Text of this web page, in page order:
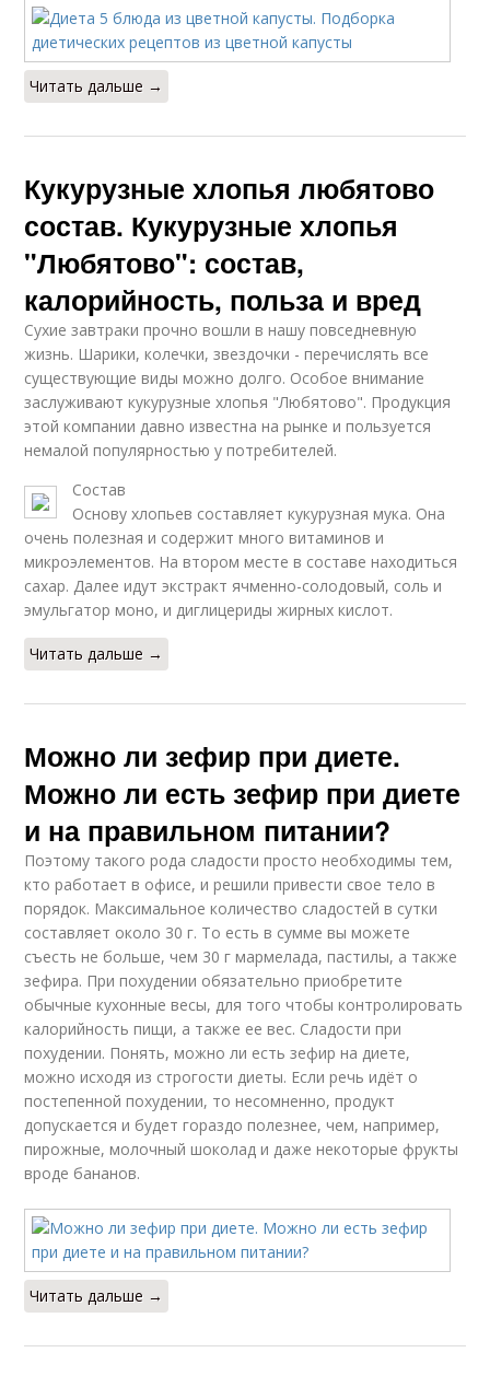
Читать дальше →
Кукурузные хлопья любятово
состав. Кукурузные хлопья
"Любятово": состав,
калорийность, польза и вред
Сухие завтраки прочно вошли в нашу повседневную
жизнь. Шарики, колечки, звездочки - перечислять все
существующие виды можно долго. Особое внимание
заслуживают кукурузные хлопья "Любятово". Продукция
этой компании давно известна на рынке и пользуется
немалой популярностью у потребителей.
Состав
Основу хлопьев составляет кукурузная мука. Она
очень полезная и содержит много витаминов и
микроэлементов. На втором месте в составе находиться
сахар. Далее идут экстракт ячменно-солодовый, соль и
эмульгатор моно, и диглицериды жирных кислот.
Читать дальше →
Можно ли зефир при диете.
Можно ли есть зефир при диете
и на правильном питании?
Поэтому такого рода сладости просто необходимы тем,
кто работает в офисе, и решили привести свое тело в
порядок. Максимальное количество сладостей в сутки
составляет около 30 г. То есть в сумме вы можете
съесть не больше, чем 30 г мармелада, пастилы, а также
зефира. При похудении обязательно приобретите
обычные кухонные весы, для того чтобы контролировать
калорийность пищи, а также ее вес. Сладости при
похудении. Понять, можно ли есть зефир на диете,
можно исходя из строгости диеты. Если речь идёт о
постепенной похудении, то несомненно, продукт
допускается и будет гораздо полезнее, чем, например,
пирожные, молочный шоколад и даже некоторые фрукты
вроде бананов.
Читать дальше →